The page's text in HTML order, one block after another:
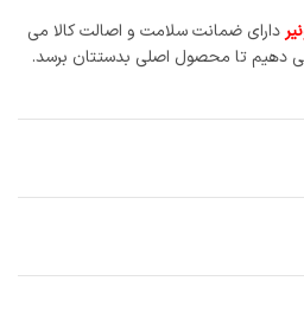
دارای ضمانت سلامت و اصالت کالا می
دهیم تا محصول اصلی بدستتان برسد.